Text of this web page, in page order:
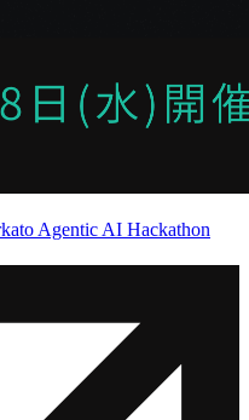
Agentic AI Hackathon